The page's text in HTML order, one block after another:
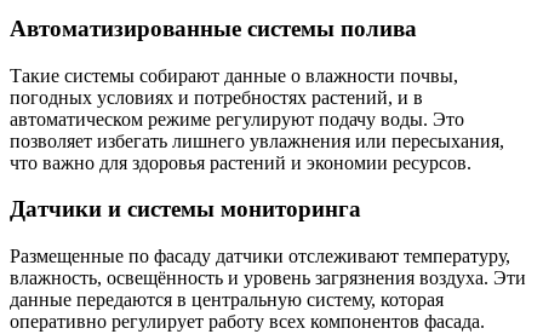
Автоматизированные системы полива
Такие системы собирают данные о влажности почвы,
погодных условиях и потребностях растений, и в
автоматическом режиме регулируют подачу воды. Это
позволяет избегать лишнего увлажнения или пересыхания,
что важно для здоровья растений и экономии ресурсов.
Датчики и системы мониторинга
Размещенные по фасаду датчики отслеживают температуру,
влажность, освещённость и уровень загрязнения воздуха. Эти
данные передаются в центральную систему, которая
оперативно регулирует работу всех компонентов фасада.